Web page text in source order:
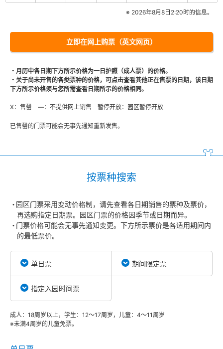
※ 2026年8月8日2:20时的信息。
立即在网上购票（英文网页）
・月历中各日期下方所示价格为一日护照（成人票）的价格。
・关于尚未开售的各类票种的价格，可点击查看其他正在售票的日期，该日期
下方所示价格须与您所需查看日期所示的价格相同。
X：售罄 ―：不提供网上销售 暂停开放：园区暂停开放
已售罄的门票可能会无事先通知重新发售。
按票种搜索
园区门票采用变动价格制，请先查看各日期销售的票种及票价，
再选购指定日期票。园区门票的价格因季节或日期而异。
门票价格可能会无事先通知变更。下方所示票价是各适用期间内
的最低票价。
单日票 期间限定票
指定入园时间票
成人：18周岁以上，学生：12～17周岁，儿童：4～11周岁
※未满4周岁的儿童免票。